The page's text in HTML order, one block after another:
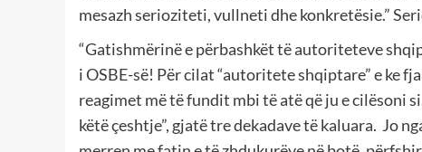
mesazh serioziteti, vullneti dhe konkretësie.”
“Gatishmërinë e përbashkët të autoriteteve
i OSBE-së! Për cilat “autoritete shqiptare” e ke
reagimet më të fundit mbi të atë që ju e cilësoni
këtë çeshtje”, gjatë tre dekadave të kaluara. Jo